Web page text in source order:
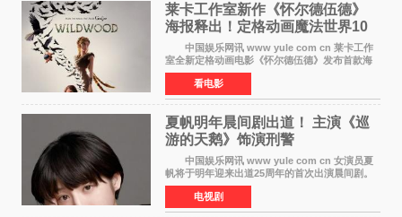
莱卡工作室新作《怀尔德伍德》
海报释出！定格动画魔法世界10
月开启
中国娱乐网讯 www yule com cn 莱卡工作
室全新定格动画电影《怀尔德伍德》发布首款海
报，女孩为找回弟弟走入黑暗、宏大的林中魔法
世界，一场关于勇气与亲情的奇幻冒险即将展
开。 本片由特
看电影
夏帆明年晨间剧出道！ 主演《巡
游的天鹅》饰演刑警
中国娱乐网讯 www yule com cn 女演员夏
帆将于明年迎来出道25周年的首次出演晨间剧。
NHK于8月4日宣布她将出演明年（2027年度）上
半期的晨间剧《巡游的天鹅》，饰演与女主角森
田望智饰演的生
电视剧